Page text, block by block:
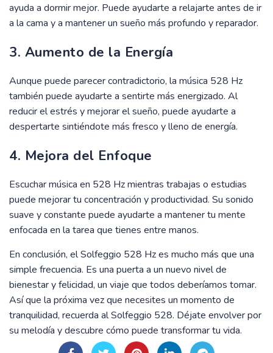
ayuda a dormir mejor. Puede ayudarte a relajarte antes de ir
a la cama y a mantener un sueño más profundo y reparador.
3. Aumento de la Energía
Aunque puede parecer contradictorio, la música 528 Hz
también puede ayudarte a sentirte más energizado. Al
reducir el estrés y mejorar el sueño, puede ayudarte a
despertarte sintiéndote más fresco y lleno de energía.
4. Mejora del Enfoque
Escuchar música en 528 Hz mientras trabajas o estudias
puede mejorar tu concentración y productividad. Su sonido
suave y constante puede ayudarte a mantener tu mente
enfocada en la tarea que tienes entre manos.
En conclusión, el Solfeggio 528 Hz es mucho más que una
simple frecuencia. Es una puerta a un nuevo nivel de
bienestar y felicidad, un viaje que todos deberíamos tomar.
Así que la próxima vez que necesites un momento de
tranquilidad, recuerda al Solfeggio 528. Déjate envolver por
su melodía y descubre cómo puede transformar tu vida.